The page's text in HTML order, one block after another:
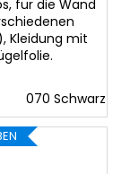
für die Wand
Kleidung mit
070 Schwarz